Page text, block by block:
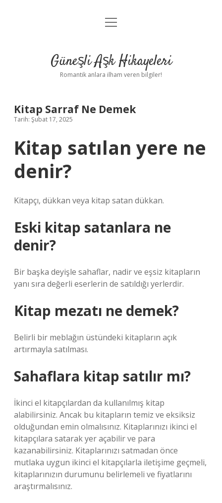
Anasayfa
Yasal Uyarı
menüyü
Güneşli Aşk Hikayeleri
Romantik anlara ilham veren bilgiler!
Kitap Sarraf Ne Demek
Tarih: Şubat 17, 2025
Kitap satılan yere ne
denir?
Kitapçı, dükkan veya kitap satan dükkan.
Eski kitap satanlara ne
denir?
Bir başka deyişle sahaflar, nadir ve eşsiz kitapların
yanı sıra değerli eserlerin de satıldığı yerlerdir.
Kitap mezatı ne demek?
Belirli bir meblağın üstündeki kitapların açık
artırmayla satılması.
Sahaflara kitap satılır mı?
İkinci el kitapçılardan da kullanılmış kitap
alabilirsiniz. Ancak bu kitapların temiz ve eksiksiz
olduğundan emin olmalısınız. Kitaplarınızı ikinci el
kitapçılara satarak yer açabilir ve para
kazanabilirsiniz. Kitaplarınızı satmadan önce
mutlaka uygun ikinci el kitapçılarla iletişime geçmeli,
kitaplarınızın durumunu belirlemeli ve fiyatlarını
araştırmalısınız.